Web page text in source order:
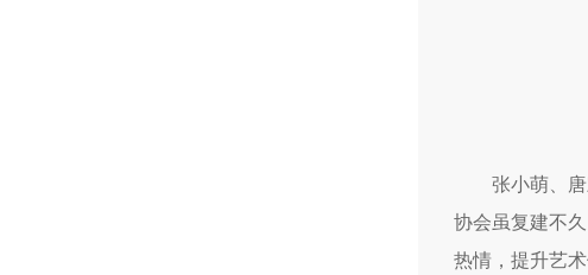
张小萌、
协会虽复建不
热情，提升艺